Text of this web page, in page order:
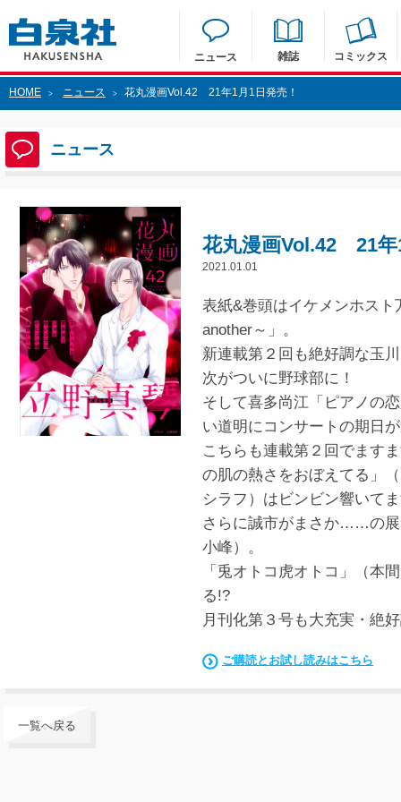
ニュース 雑誌 コミックス
HOME > ニュース > 花丸漫画Vol.42 21年1月1日発売！
ニュース
花丸漫画Vol.42 21年
2021.01.01
表紙&巻頭はイケメンホス
another～」。
新連載第２回も絶好調な玉
次がついに野球部に！
そして喜多尚江「ピアノの
い道明にコンサートの期日
こちらも連載第２回でます
の肌の熱さをおぼえてる」
シラフ）はビンビン響いて
さらに誠市がまさか……の展
小峰）。
「兎オトコ虎オトコ」（本
る!?
月刊化第３号も大充実・絶
ご購読とお試し読みはこちら
一覧へ戻る